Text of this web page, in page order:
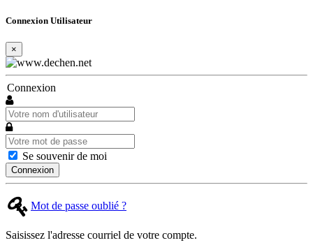
Connexion Utilisateur
×
Connexion
Se souvenir de moi
Connexion
Mot de passe oublié ?
Saisissez l'adresse courriel de votre compte.